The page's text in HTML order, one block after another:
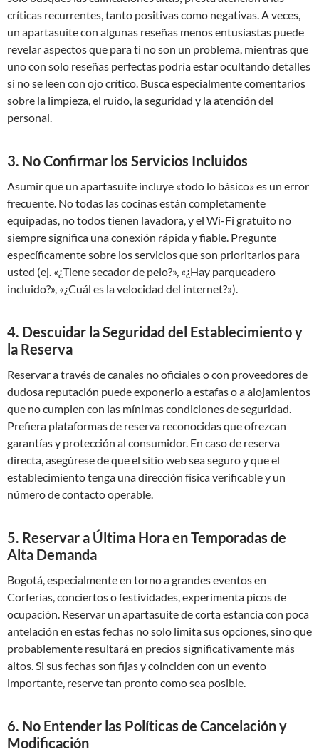
críticas recurrentes, tanto positivas como negativas. A veces,
un apartasuite con algunas reseñas menos entusiastas puede
revelar aspectos que para ti no son un problema, mientras que
uno con solo reseñas perfectas podría estar ocultando detalles
si no se leen con ojo crítico. Busca especialmente comentarios
sobre la limpieza, el ruido, la seguridad y la atención del
personal.
3. No Confirmar los Servicios Incluidos
Asumir que un apartasuite incluye «todo lo básico» es un error
frecuente. No todas las cocinas están completamente
equipadas, no todos tienen lavadora, y el Wi-Fi gratuito no
siempre significa una conexión rápida y fiable. Pregunte
específicamente sobre los servicios que son prioritarios para
usted (ej. «¿Tiene secador de pelo?», «¿Hay parqueadero
incluido?», «¿Cuál es la velocidad del internet?»).
4. Descuidar la Seguridad del Establecimiento y
la Reserva
Reservar a través de canales no oficiales o con proveedores de
dudosa reputación puede exponerlo a estafas o a alojamientos
que no cumplen con las mínimas condiciones de seguridad.
Prefiera plataformas de reserva reconocidas que ofrezcan
garantías y protección al consumidor. En caso de reserva
directa, asegúrese de que el sitio web sea seguro y que el
establecimiento tenga una dirección física verificable y un
número de contacto operable.
5. Reservar a Última Hora en Temporadas de
Alta Demanda
Bogotá, especialmente en torno a grandes eventos en
Corferias, conciertos o festividades, experimenta picos de
ocupación. Reservar un apartasuite de corta estancia con poca
antelación en estas fechas no solo limita sus opciones, sino que
probablemente resultará en precios significativamente más
altos. Si sus fechas son fijas y coinciden con un evento
importante, reserve tan pronto como sea posible.
6. No Entender las Políticas de Cancelación y
Modificación